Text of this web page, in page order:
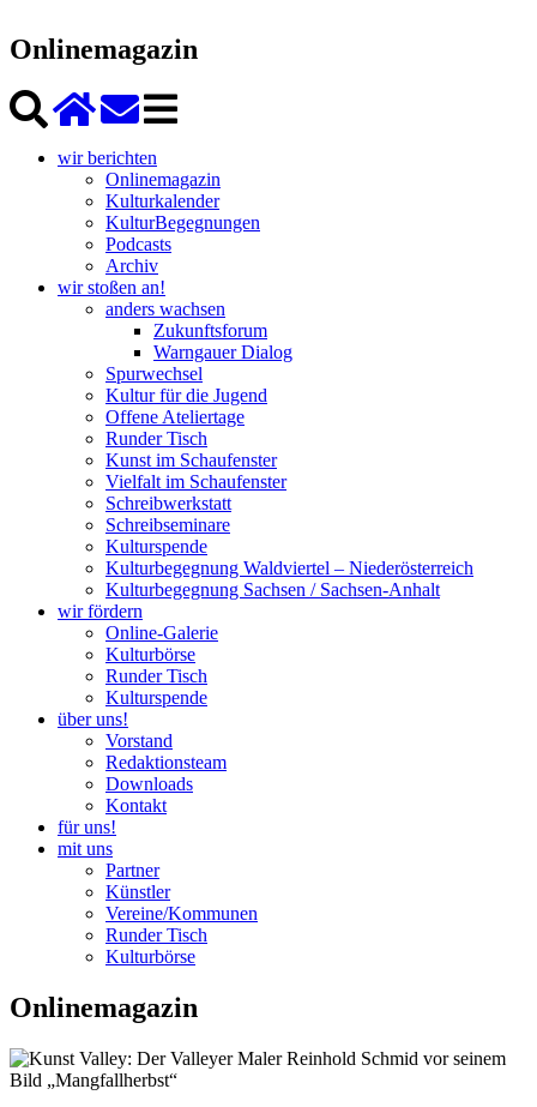
Onlinemagazin
wir berichten
Onlinemagazin
Kulturkalender
KulturBegegnungen
Podcasts
Archiv
wir stoßen an!
anders wachsen
Zukunftsforum
Warngauer Dialog
Spurwechsel
Kultur für die Jugend
Offene Ateliertage
Runder Tisch
Kunst im Schaufenster
Vielfalt im Schaufenster
Schreibwerkstatt
Schreibseminare
Kulturspende
Kulturbegegnung Waldviertel – Niederösterreich
Kulturbegegnung Sachsen / Sachsen-Anhalt
wir fördern
Online-Galerie
Kulturbörse
Runder Tisch
Kulturspende
über uns!
Vorstand
Redaktionsteam
Downloads
Kontakt
für uns!
mit uns
Partner
Künstler
Vereine/Kommunen
Runder Tisch
Kulturbörse
Onlinemagazin